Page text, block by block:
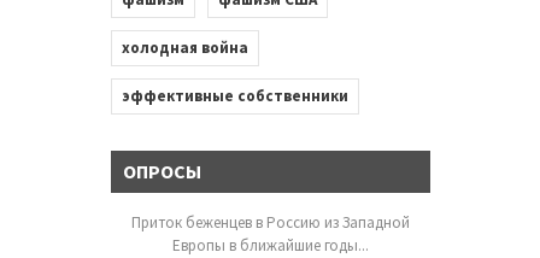
холодная война
эффективные собственники
ОПРОСЫ
Приток беженцев в Россию из Западной
Европы в ближайшие годы...